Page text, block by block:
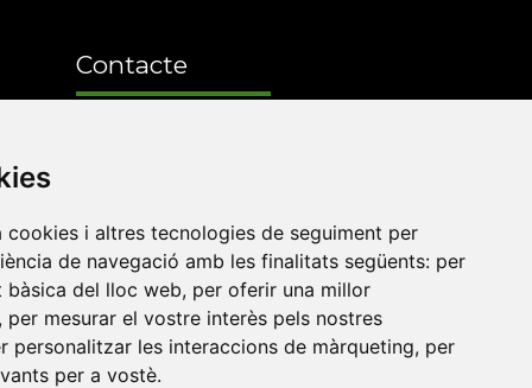
i altres tecnologies de seguiment per
de navegació amb les finalitats següents: per
del lloc web, per oferir una millor
, per mesurar el vostre interès pels nostres
personalitzar les interaccions de màrqueting, per
per a vostè.
a
Contacte
Universitat Jaume I, local 10
Av. de Vicent Sos Baynat, s/n
12071 Castelló de la Plana
e-buc@vives.org
+34 964 72 89 93